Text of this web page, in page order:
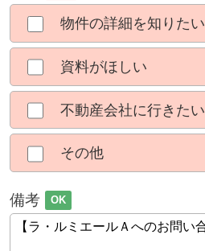
物件の詳細を知りたい
資料がほしい
不動産会社に行きたい
その他
備考 OK